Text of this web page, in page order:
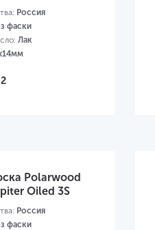
Россия
фаски
Лак
Polarwood
Oiled 3S
Россия
фаски